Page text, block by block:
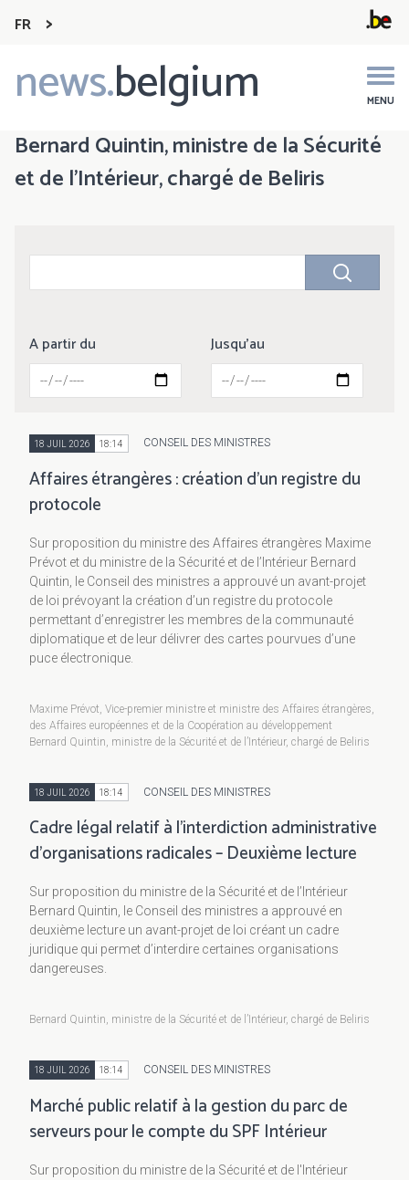
FR
news.belgium MENU
Main
navigation
Bernard Quintin, ministre de la Sécurité
et de l’Intérieur, chargé de Beliris
A partir du Jusqu'au
18 JUIL 2026 18:14 CONSEIL DES MINISTRES
Affaires étrangères : création d’un registre du
protocole
Sur proposition du ministre des Affaires étrangères Maxime
Prévot et du ministre de la Sécurité et de l’Intérieur Bernard
Quintin, le Conseil des ministres a approuvé un avant-projet
de loi prévoyant la création d’un registre du protocole
permettant d’enregistrer les membres de la communauté
diplomatique et de leur délivrer des cartes pourvues d’une
puce électronique.
Maxime Prévot, Vice-premier ministre et ministre des Affaires étrangères,
des Affaires européennes et de la Coopération au développement
Bernard Quintin, ministre de la Sécurité et de l’Intérieur, chargé de Beliris
18 JUIL 2026 18:14 CONSEIL DES MINISTRES
Cadre légal relatif à l’interdiction administrative
d'organisations radicales – Deuxième lecture
Sur proposition du ministre de la Sécurité et de l’Intérieur
Bernard Quintin, le Conseil des ministres a approuvé en
deuxième lecture un avant-projet de loi créant un cadre
juridique qui permet d’interdire certaines organisations
dangereuses.
Bernard Quintin, ministre de la Sécurité et de l’Intérieur, chargé de Beliris
18 JUIL 2026 18:14 CONSEIL DES MINISTRES
Marché public relatif à la gestion du parc de
serveurs pour le compte du SPF Intérieur
Sur proposition du ministre de la Sécurité et de l'Intérieur